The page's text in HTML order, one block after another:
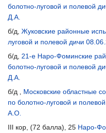
болотно-луговой и полевой
Д.А.
б/д, Жуковские районные
луговой и полевой дичи
б/д, 21-е Наро-Фоминские
болотно-луговой и полевой
Д.А.
б/д , Московские областные
по болотно-луговой и
А.О.
III кор, (72 балла), 25 Наро-